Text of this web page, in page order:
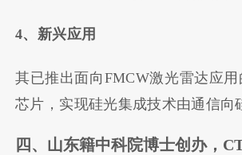
4、新兴应用
其已推出面向FMCW激光雷达应
芯片，实现硅光集成技术由通信向
四、山东籍中科院博士创办，